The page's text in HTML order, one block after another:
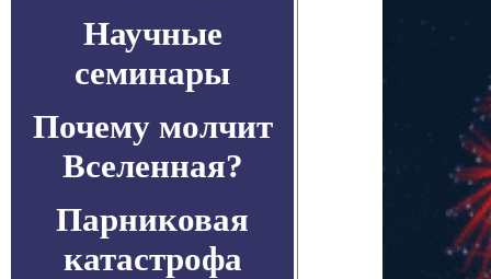
Научные
семинары
Почему молчит
Вселенная?
Парниковая
катастрофа